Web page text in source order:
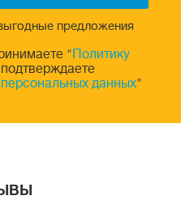
предложения
" Политику
данных"